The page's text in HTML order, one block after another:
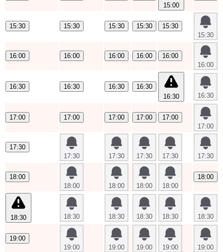
15:00
15:30 15:30 15:30 15:30
15:30
15:30
16:00 16:00 16:00 16:00
16:00
16:00
16:30 16:30 16:30
16:30
16:30
16:30
17:00 17:00 17:00 17:00
17:00
17:00
17:30
17:30
17:30 17:30 17:30 17:30
18:00
18:00
18:00 18:00 18:00
18:00
18:30 18:30 18:30 18:30 18:30 18:30
19:00
19:00
19:00 19:00 19:00 19:00